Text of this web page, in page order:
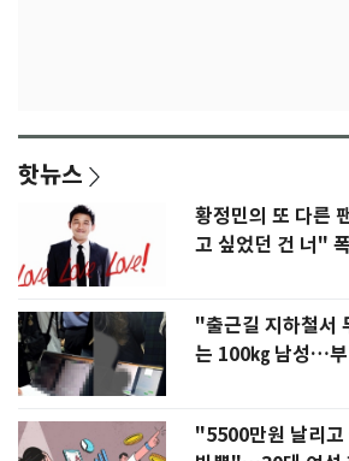
핫뉴스
황정민의 또 다른
고 싶었던 건 너"
"출근길 지하철서
는 100㎏ 남성…
"5500만원 날리고